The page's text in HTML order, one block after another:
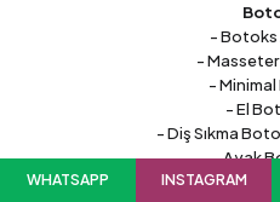
- Botoks
-
-
- El
- Diş Sıkma
- Ayak
- Baby
WHATSAPP INSTAGRAM